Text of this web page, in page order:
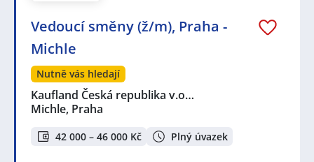
Vedoucí směny (ž/m), Praha -
Michle
Nutně vás hledají
Kaufland Česká republika v.o…
Michle, Praha
42 000 – 46 000 Kč Plný úvazek